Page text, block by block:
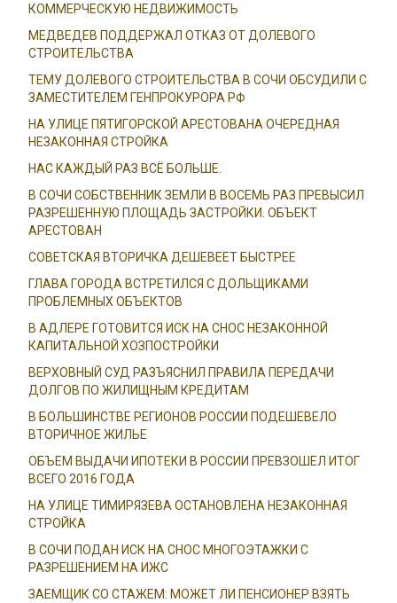
КОММЕРЧЕСКУЮ НЕДВИЖИМОСТЬ
МЕДВЕДЕВ ПОДДЕРЖАЛ ОТКАЗ ОТ ДОЛЕВОГО
СТРОИТЕЛЬСТВА
ТЕМУ ДОЛЕВОГО СТРОИТЕЛЬСТВА В СОЧИ ОБСУДИЛИ С
ЗАМЕСТИТЕЛЕМ ГЕНПРОКУРОРА РФ
НА УЛИЦЕ ПЯТИГОРСКОЙ АРЕСТОВАНА ОЧЕРЕДНАЯ
НЕЗАКОННАЯ СТРОЙКА
НАС КАЖДЫЙ РАЗ ВСЁ БОЛЬШЕ.
В СОЧИ СОБСТВЕННИК ЗЕМЛИ В ВОСЕМЬ РАЗ ПРЕВЫСИЛ
РАЗРЕШЕННУЮ ПЛОЩАДЬ ЗАСТРОЙКИ. ОБЪЕКТ
АРЕСТОВАН
СОВЕТСКАЯ ВТОРИЧКА ДЕШЕВЕЕТ БЫСТРЕЕ
ГЛАВА ГОРОДА ВСТРЕТИЛСЯ С ДОЛЬЩИКАМИ
ПРОБЛЕМНЫХ ОБЪЕКТОВ
В АДЛЕРЕ ГОТОВИТСЯ ИСК НА СНОС НЕЗАКОННОЙ
КАПИТАЛЬНОЙ ХОЗПОСТРОЙКИ
ВЕРХОВНЫЙ СУД РАЗЪЯСНИЛ ПРАВИЛА ПЕРЕДАЧИ
ДОЛГОВ ПО ЖИЛИЩНЫМ КРЕДИТАМ
В БОЛЬШИНСТВЕ РЕГИОНОВ РОССИИ ПОДЕШЕВЕЛО
ВТОРИЧНОЕ ЖИЛЬЕ
ОБЪЕМ ВЫДАЧИ ИПОТЕКИ В РОССИИ ПРЕВЗОШЕЛ ИТОГ
ВСЕГО 2016 ГОДА
НА УЛИЦЕ ТИМИРЯЗЕВА ОСТАНОВЛЕНА НЕЗАКОННАЯ
СТРОЙКА
В СОЧИ ПОДАН ИСК НА СНОС МНОГОЭТАЖКИ С
РАЗРЕШЕНИЕМ НА ИЖС
ЗАЕМЩИК СО СТАЖЕМ: МОЖЕТ ЛИ ПЕНСИОНЕР ВЗЯТЬ